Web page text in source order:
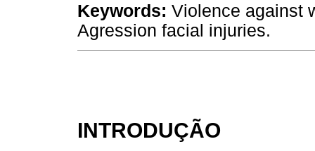
Keywords: Violence against
Agression facial injuries.
INTRODUÇÃO